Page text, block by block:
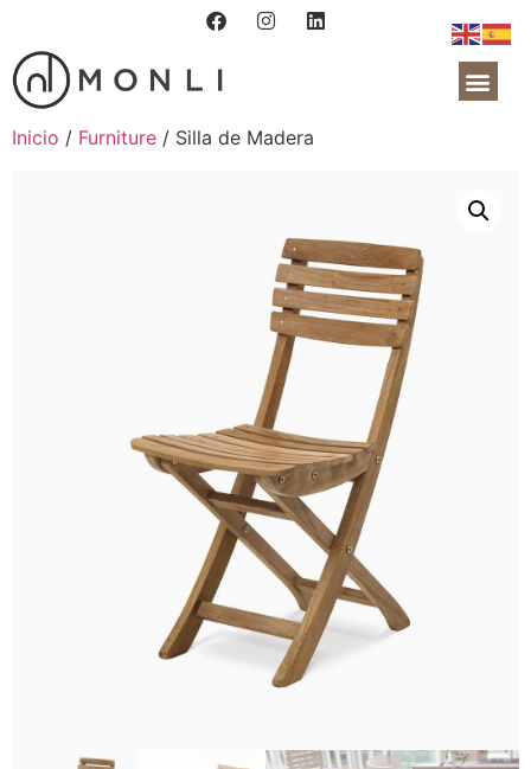
sitio
web
incluye
Inicio / Furniture / Silla de Madera